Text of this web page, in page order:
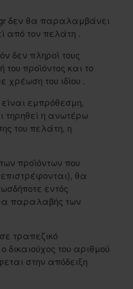
δεν θα παραλαμβάνει
από τον πελάτη .
δεν πληροί τους
προϊόντος και το
του ιδίου .
εμπρόθεσμη,
τηρηθεί η ανωτέρω
του πελάτη, η
προϊόντων που
θα
εντός
παραλαβής των
τραπεζικό
του αριθμού
στην απόδειξη